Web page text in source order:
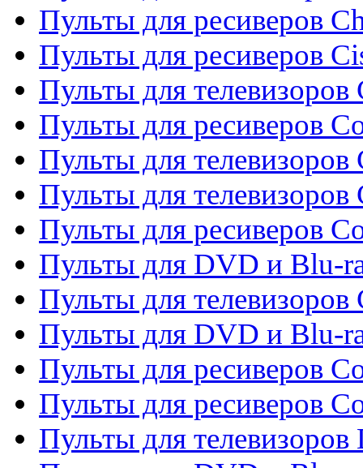
Пульты для ресиверов
Пульты для ресиверов
Пульты для телевизоров
Пульты для ресиверов
Пульты для телевизоров
Пульты для телевизоров
Пульты для ресиверов
Пульты для DVD и Blu-
Пульты для телевизоров
Пульты для DVD и Blu-
Пульты для ресиверов
Пульты для ресиверов
Пульты для телевизоров